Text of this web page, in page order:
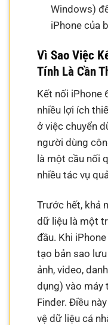
Windows)
iPhone của
Vì Sao Việc
Tính Là Cần
Kết nối iPhone
nhiều lợi ích
ở việc chuyển
người dùng
là một cầu nối
nhiều tác vụ
Trước hết, khả
dữ liệu là một
đầu. Khi
tạo bản sao
ảnh, video,
dụng) vào máy
Finder. Điều
vệ dữ liệu cá